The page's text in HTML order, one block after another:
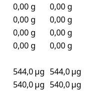
0,00 g
0,00 g
0,00 g
0,00 g
0,00 g
0,00 g
0,00 g
0,00 g
544,0 µg 544,0 µg
540,0 µg 540,0 µg